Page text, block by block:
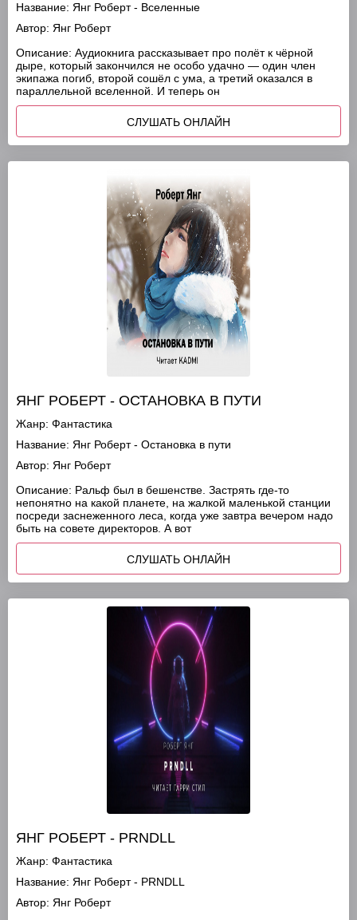
Название: Янг Роберт - Вселенные
Автор: Янг Роберт
Описание: Аудиокнига рассказывает про полёт к чёрной
дыре, который закончился не особо удачно — один член
экипажа погиб, второй сошёл с ума, а третий оказался в
параллельной вселенной. И теперь он
СЛУШАТЬ ОНЛАЙН
ЯНГ РОБЕРТ - ОСТАНОВКА В ПУТИ
Жанр: Фантастика
Название: Янг Роберт - Остановка в пути
Автор: Янг Роберт
Описание: Ральф был в бешенстве. Застрять где-то
непонятно на какой планете, на жалкой маленькой станции
посреди заснеженного леса, когда уже завтра вечером надо
быть на совете директоров. А вот
СЛУШАТЬ ОНЛАЙН
ЯНГ РОБЕРТ - PRNDLL
Жанр: Фантастика
Название: Янг Роберт - PRNDLL
Автор: Янг Роберт